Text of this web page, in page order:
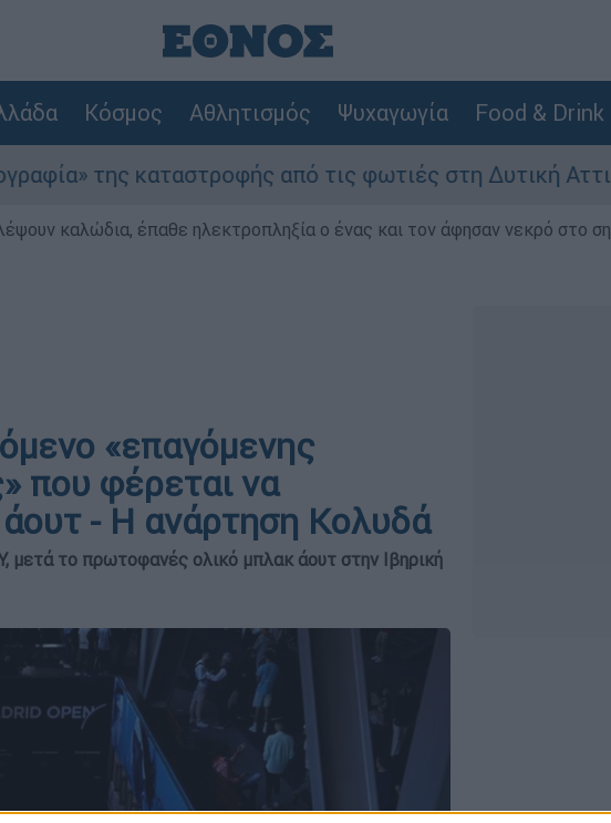
Κόσμος Αθλητισμός Ψυχαγωγία Food & Drink
της καταστροφής από τις φωτιές στη Δυτική Αττική -
καλώδια, έπαθε ηλεκτροπληξία ο ένας και τον άφησαν νεκρό στο
«επαγόμενης
που φέρεται να
άουτ - Η ανάρτηση Κολυδά
μετά το πρωτοφανές ολικό μπλακ άουτ στην Ιβηρική